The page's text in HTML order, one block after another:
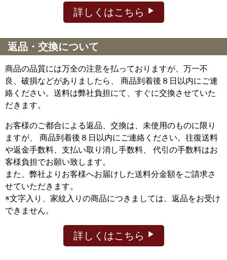
詳しくはこちら
返品・交換について
商品の品質には万全の注意を払っておりますが、万一不
良、破損などがありましたら、 商品到着後８日以内にご連
絡ください。送料は弊社負担にて、すぐに交換させていた
だきます。
お客様のご都合による返品、交換は、未使用のものに限り
ますが、
商品到着後８日以内にご連絡ください。往復送料
や返金手数料、支払い取り消し手数料、 代引の手数料はお
客様負担でお願い致します。
また、弊社よりお客様へお届けした送料分金額をご請求さ
せていただきます。
※文字入り、家紋入りの商品につきましては、返品をお受け
できません。
詳しくはこちら